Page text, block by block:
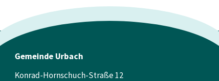
Gemeinde Urbach
Konrad-Hornschuch-Straße 12